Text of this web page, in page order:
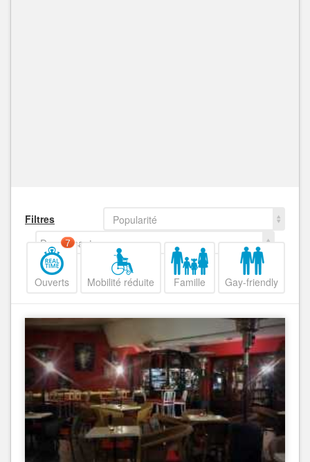
Filtres
Popularité
Decroissant
Ouverts
7
Mobilité réduite Famille Gay-friendly